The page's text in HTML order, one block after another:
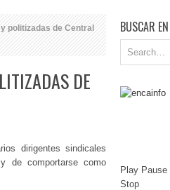
politizadas de Central
DE
dirigentes sindicales
de comportarse como
BUSCAR
Play Pause
Stop